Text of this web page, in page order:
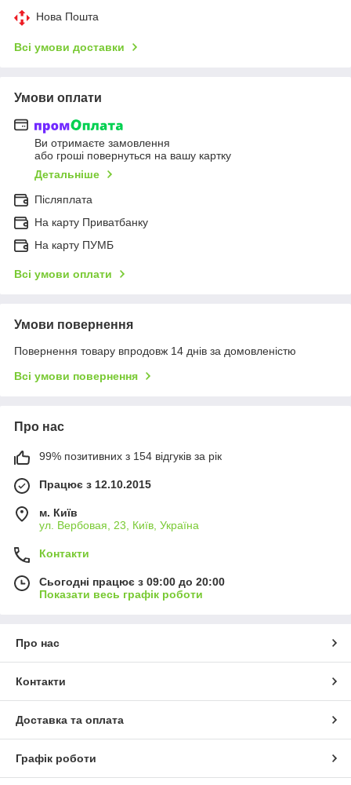
Нова Пошта
Всі умови доставки
Умови оплати
Ви отримаєте замовлення
або гроші повернуться на вашу картку
Детальніше
Післяплата
На карту Приватбанку
На карту ПУМБ
Всі умови оплати
Умови повернення
Повернення товару впродовж 14 днів за домовленістю
Всі умови повернення
Про нас
99% позитивних з 154 відгуків за рік
Працює з 12.10.2015
м. Київ
ул. Вербовая, 23, Київ, Україна
Контакти
Сьогодні працює з 09:00 до 20:00
Показати весь графік роботи
Про нас
Контакти
Доставка та оплата
Графік роботи